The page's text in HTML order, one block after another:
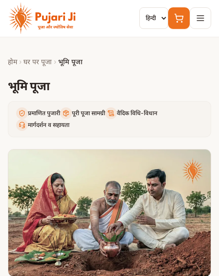
मुख्य सामग्री पर जाएं
होम › घर पर पूजा › भूमि पूजा
भूमि पूजा
प्रमाणित पुजारी पूरी पूजा सामग्री
वैदिक विधि-विधान
मार्गदर्शन व सहायता